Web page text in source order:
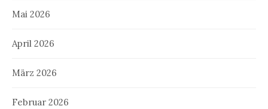
Mai 2026
April 2026
März 2026
Februar 2026